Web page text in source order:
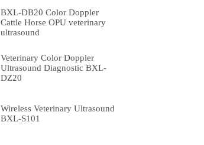
BXL-DB20 Color Doppler
Cattle Horse OPU veterinary
ultrasound
Veterinary Color Doppler
Ultrasound Diagnostic BXL-
DZ20
Wireless Veterinary Ultrasound
BXL-S101